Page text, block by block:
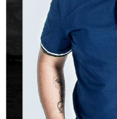
４．使用「AFTEE先享後付」
時審查核予不同之上限額度；
請求用戶進行身份認證。
５．嚴禁一人註冊多個帳號或
恩沛科技股份有限公司將有權